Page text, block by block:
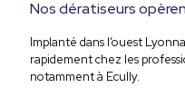
Nos dératiseurs
Implanté dans l’ouest
rapidement chez les
notamment à Ecully.